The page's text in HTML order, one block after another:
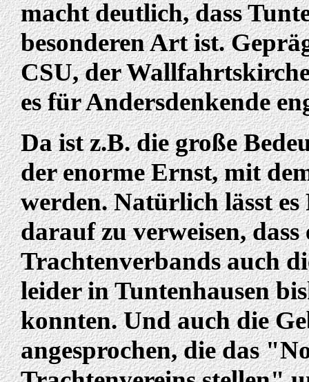
macht deutlich, dass
besonderen Art ist.
CSU, der
es für Andersdenkende
Da ist z.B. die große
der enorme Ernst, mit
werden. Natürlich lässt
darauf zu verweisen,
Trachtenverbands auch
leider in Tuntenhausen
konnten. Und auch die
angesprochen, die das